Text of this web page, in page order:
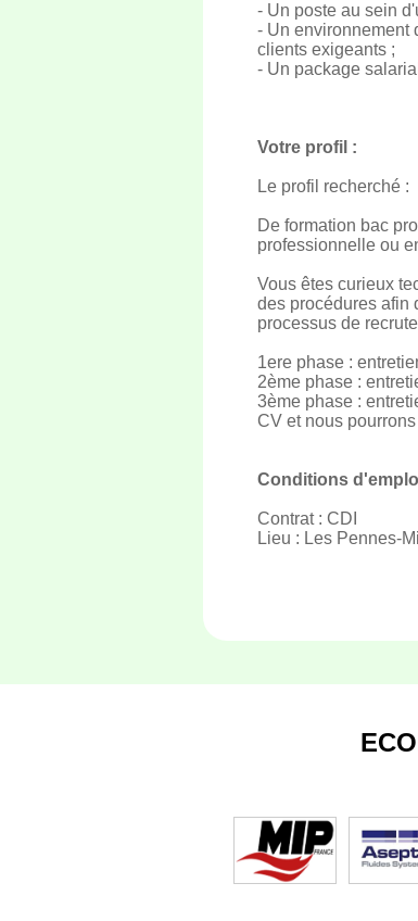
- Un poste au sein
- Un environnement
clients exigeants ;
- Un package
Votre profil :
Le profil recherché :
De formation bac
professionnelle ou
Vous êtes curieux
des procédures afin
processus de
1ere phase :
2ème phase :
3ème phase :
CV et nous
Conditions
Contrat : CDI
Lieu : Les Pennes-